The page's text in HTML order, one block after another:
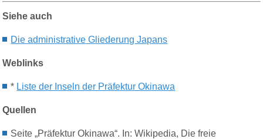
Siehe auch
Die administrative G liederung Japans
Weblinks
* Liste der Inseln der Präfektur Okinawa
Quellen
Seite „Präfektur Okinawa“. In: Wikipedia, Die freie